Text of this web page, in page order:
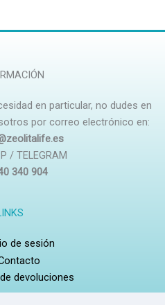
en particular, no dudes en
por correo electrónico en:
/ TELEGRAM
340 904
de sesión
devoluciones